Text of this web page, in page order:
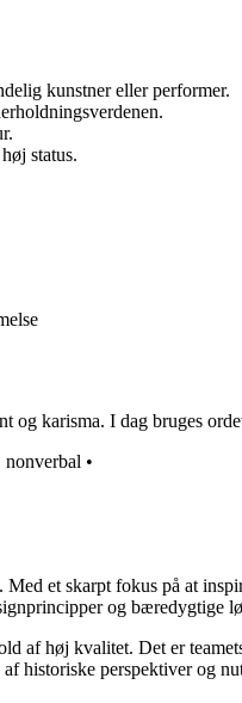
kunstner eller performer.
status.
karisma. I dag bruges
nonverbal •
et skarpt fokus på at
og bæredygtige
høj kvalitet. Det er
historiske perspektiver og